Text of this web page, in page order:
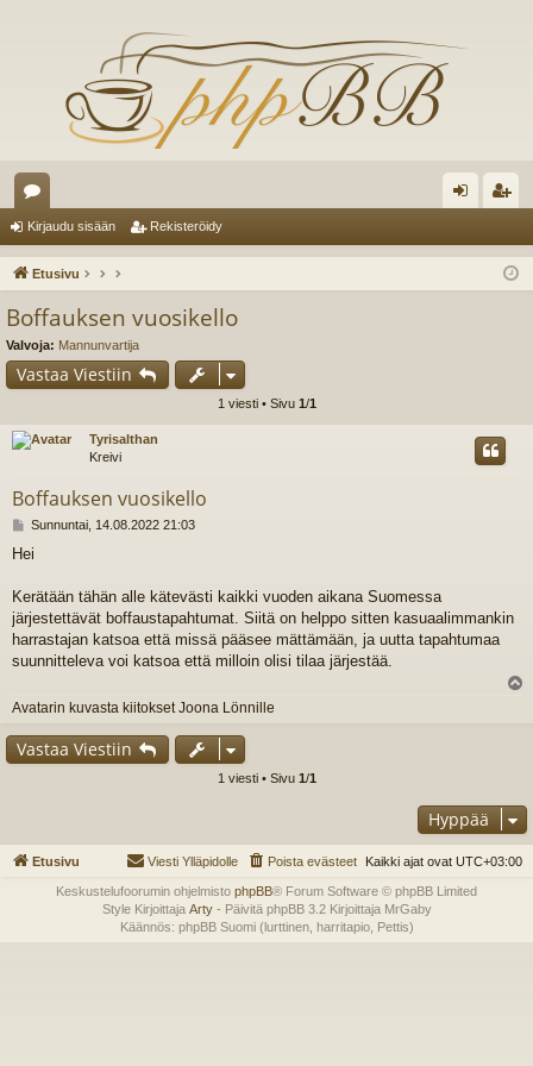
es
ku
ua
ee
au ist
Kirjaudu sisään Rekisteröidy
Etusivu
Boffauksen vuosikello
Valvoja: Mannunvartija
Vastaa Viestiin
1 viesti • Sivu 1/1
Tyrisalthan
Kreivi
Boffauksen vuosikello
V
e
t
i
Sunnuntai, 14.08.2022 21:03
Hei
Kerätään tähän alle kätevästi kaikki vuoden aikana Suomessa
järjestettävät boffaustapahtumat. Siitä on helppo sitten kasuaalimmankin
harrastajan katsoa että missä pääsee mättämään, ja uutta tapahtumaa
suunnitteleva voi katsoa että milloin olisi tilaa järjestää.
Avatarin kuvasta kiitokset Joona Lönnille
Vastaa Viestiin
1 viesti • Sivu 1 /1
Hyppää
Etusivu Kaikki ajat ovat UTC+03:00
Poista evästeet
Viesti Ylläpidolle
Keskustelufoorumin ohjelmisto phpBB® Forum Software © phpBB Limited
Style Kirjoittaja Arty- Päivitä phpBB 3.2 Kirjoittaja MrGaby
Käännös: phpBB Suomi (lurttinen, harritapio, Pettis)